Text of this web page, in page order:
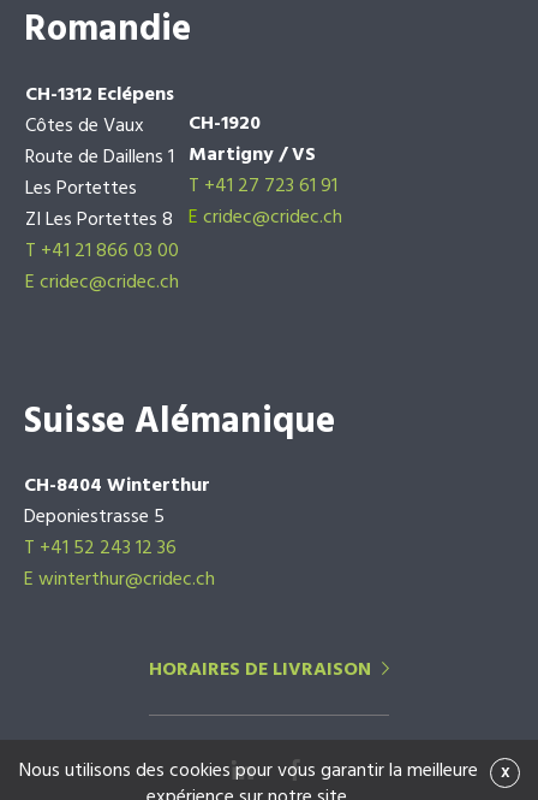
Romandie
CH-1312 Eclépens
Côtes de Vaux
Route de Daillens 1
Les Portettes
ZI Les Portettes 8
T +41 21 866 03 00
Ecridec@cridec.ch
CH-1920
Martigny / VS
T +41 27 723 61 91
Ecridec@cridec.ch
Suisse Alémanique
CH-8404 Winterthur
Deponiestrasse 5
T +41 52 243 12 36
E winterthur@cridec.ch
HORAIRES DE LIVRAISON
x
Nous utilisons des cookies pour vous garantir la meilleure